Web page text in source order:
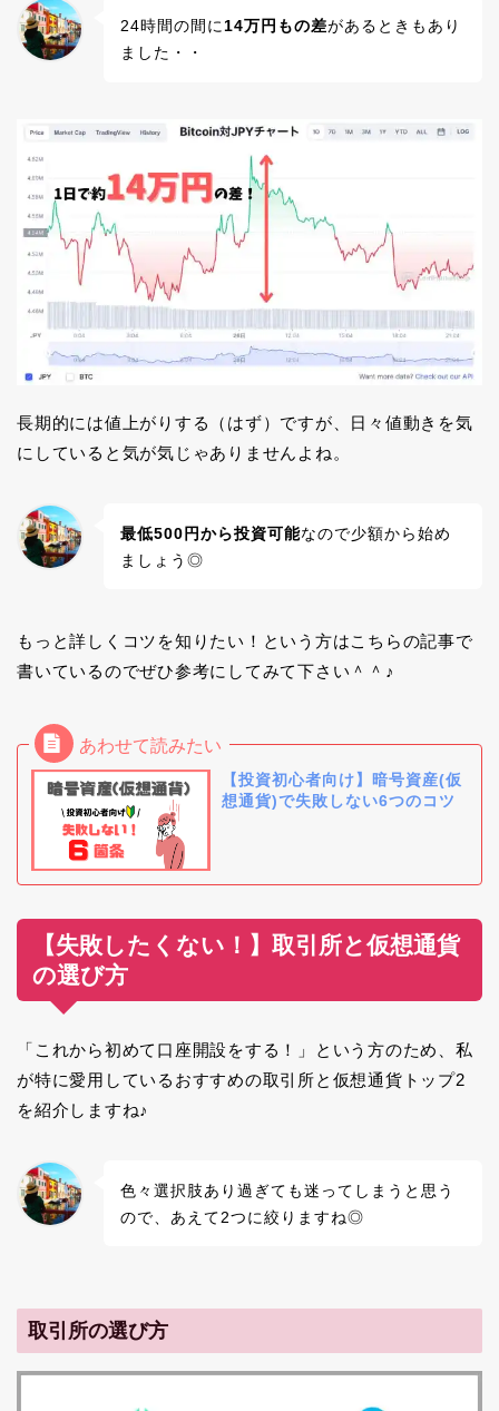
24時間の間に 14万円もの差があるときもあり
ました・・
長期的には値上がりする（はず）ですが、日々値動きを気
にしていると気が気じゃありませんよね。
最低500円から投資可能なので少額から始め
ましょう◎
もっと詳しくコツを知りたい！という方はこちらの記事で
書いているのでぜひ参考にしてみて下さい＾＾♪
【投資初心者向け】暗号資産(仮
想通貨)で失敗しない6つのコツ
【失敗したくない！】取引所と仮想通貨
の選び方
「これから初めて口座開設をする！」という方のため、私
が特に愛用しているおすすめの取引所と仮想通貨トップ2
を紹介しますね♪
色々選択肢あり過ぎても迷ってしまうと思う
ので、あえて2つに絞りますね◎
取引所の選び方